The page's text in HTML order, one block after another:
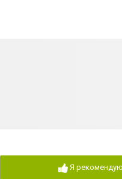
Я рекомендую